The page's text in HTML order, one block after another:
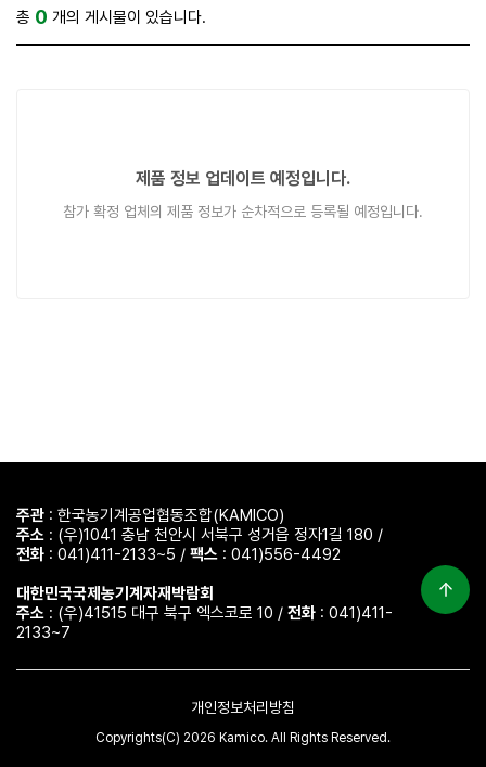
총 0 개의 게시물이 있습니다.
제품 정보 업데이트 예정입니다.
참가 확정 업체의 제품 정보가 순차적으로 등록될 예정입니다.
주관 : 한국농기계공업협동조합(KAMICO)
주소 : (우)1041 충남 천안시 서북구 성거읍 정자1길 180 /
전화 : 041)411-2133~5 / 팩스 : 041)556-4492
대한민국국제농기계자재박람회
주소 : (우)41515 대구 북구 엑스코로 10 / 전화 : 041)411-
2133~7
개인정보처리방침
Copyrights(C) 2026 Kamico. All Rights Reserved.